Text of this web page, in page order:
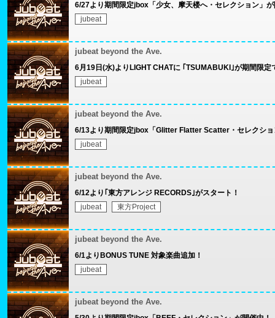
6/27より期間限定jbox「少女、摩天楼へ・セレクション」
jubeat
jubeat beyond the Ave.
6月19日(水)よりLIGHT CHATに ｢TSUMABUKI｣が期間限定
jubeat
jubeat beyond the Ave.
6/13より期間限定jbox「Glitter Flatter Scatter・セレクショ
jubeat
jubeat beyond the Ave.
6/12より｢東方アレンジ RECORDS｣がスタート！
jubeat
東方Project
jubeat beyond the Ave.
6/1よりBONUS TUNE 対象楽曲追加！
jubeat
jubeat beyond the Ave.